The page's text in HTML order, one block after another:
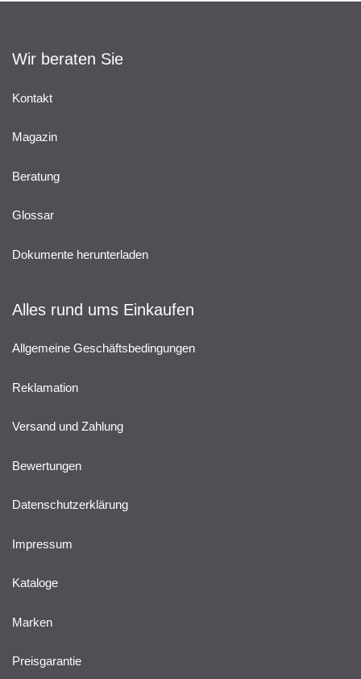
Wir beraten Sie
Kontakt
Magazin
Beratung
Glossar
Dokumente herunterladen
Alles rund ums Einkaufen
Allgemeine Geschäftsbedingungen
Reklamation
Versand und Zahlung
Bewertungen
Datenschutzerklärung
Impressum
Kataloge
Marken
Preisgarantie